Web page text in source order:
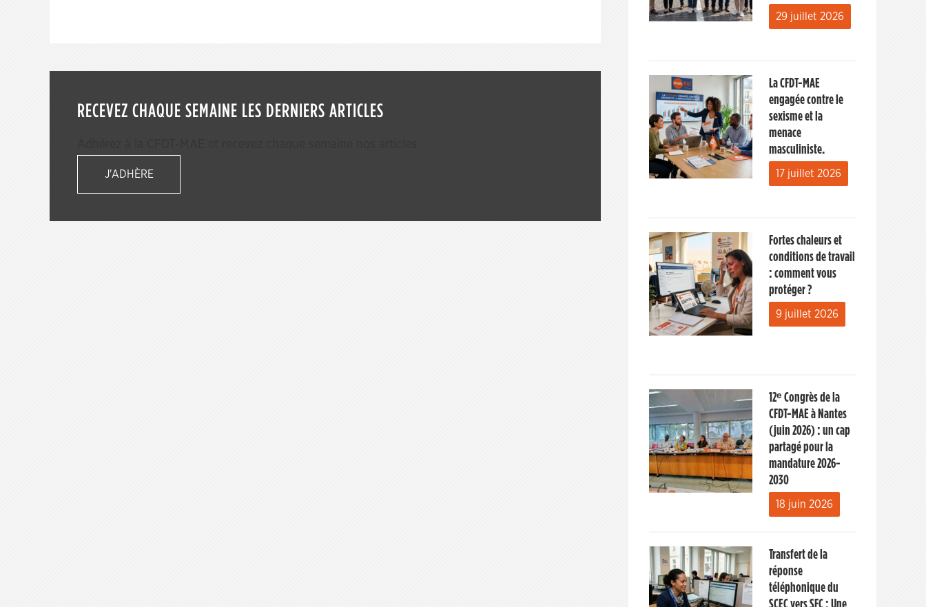
RECEVEZ CHAQUE SEMAINE LES DERNIERS ARTICLES
J'ADHÈRE
29 juillet 2026
La CFDT-MAE
engagée contre le
sexisme et la
menace
masculiniste.
17 juillet 2026
Fortes chaleurs et
conditions de travail
: comment vous
protéger ?
9 juillet 2026
12ᵉ Congrès de la
CFDT-MAE à Nantes
(juin 2026) : un cap
partagé pour la
mandature 2026-
2030
18 juin 2026
Transfert de la
réponse
téléphonique du
SCEC vers SFC : Une